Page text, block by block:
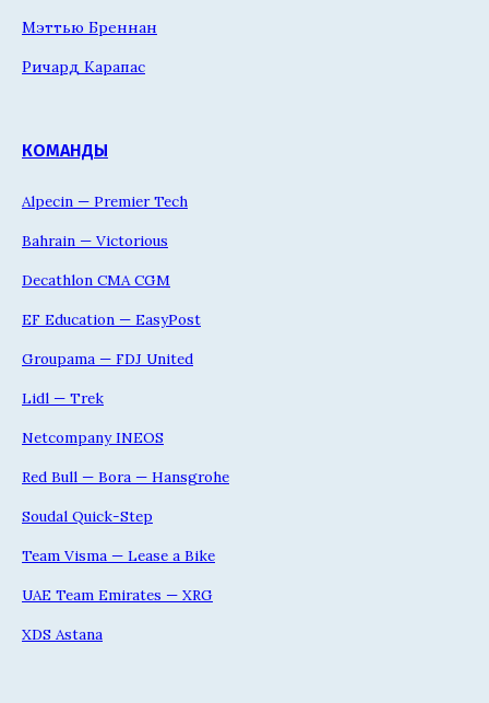
Мэттью Бреннан
Ричард Карапас
КОМАНДЫ
Alpecin — Premier Tech
Bahrain — Victorious
Decathlon CMA CGM
EF Education — EasyPost
Groupama — FDJ United
Lidl — Trek
Netcompany INEOS
Red Bull — Bora — Hansgrohe
Soudal Quick-Step
Team Visma — Lease a Bike
UAE Team Emirates — XRG
XDS Astana